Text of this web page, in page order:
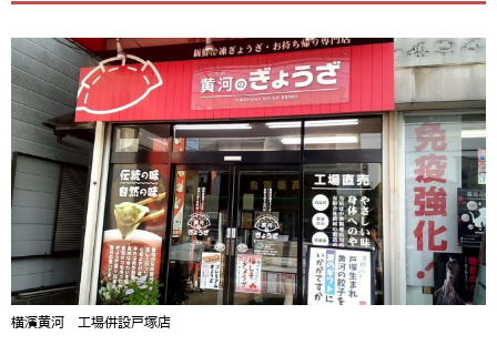
横濱黄河 工場併設戸塚店